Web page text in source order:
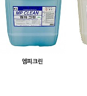
엠피크린